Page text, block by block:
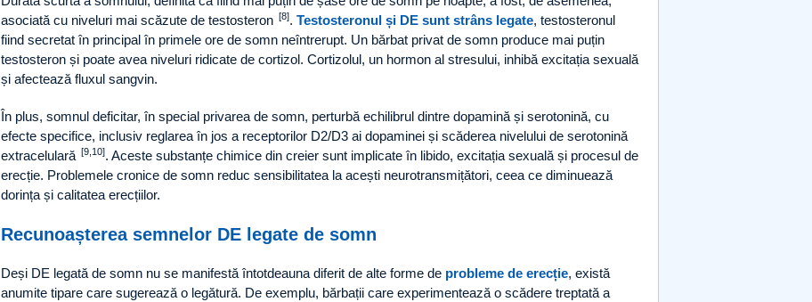
asociată cu niveluri mai scăzute de testosteron [8]. Testosteronul și DE sunt strâns legate, testosteronul
fiind secretat în principal în primele ore de somn neîntrerupt. Un bărbat privat de somn produce mai puțin
testosteron și poate avea niveluri ridicate de cortizol. Cortizolul, un hormon al stresului, inhibă excitația sexuală
și afectează fluxul sangvin.
În plus, somnul deficitar, în special privarea de somn, perturbă echilibrul dintre dopamină și serotonină, cu
efecte specifice, inclusiv reglarea în jos a receptorilor D2/D3 ai dopaminei și scăderea nivelului de serotonină
extracelulară [9,10]. Aceste substanțe chimice din creier sunt implicate în libido, excitația sexuală și procesul de
erecție. Problemele cronice de somn reduc sensibilitatea la acești neurotransmițători, ceea ce diminuează
dorința și calitatea erecțiilor.
Recunoașterea semnelor DE legate de somn
Deși DE legată de somn nu se manifestă întotdeauna diferit de alte forme de probleme de erecție, există
anumite tipare care sugerează o legătură. De exemplu, bărbații care experimentează o scădere treptată a